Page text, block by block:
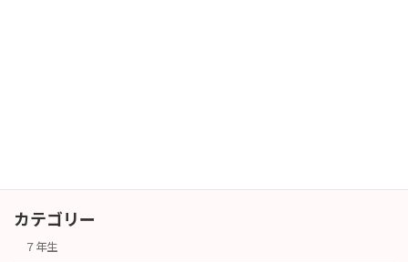
カテゴリー
７年生